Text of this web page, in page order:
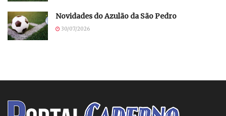
Novidades do Azulão da São Pedro
30/07/2026